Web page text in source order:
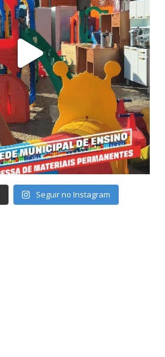
Seguir no Instagram